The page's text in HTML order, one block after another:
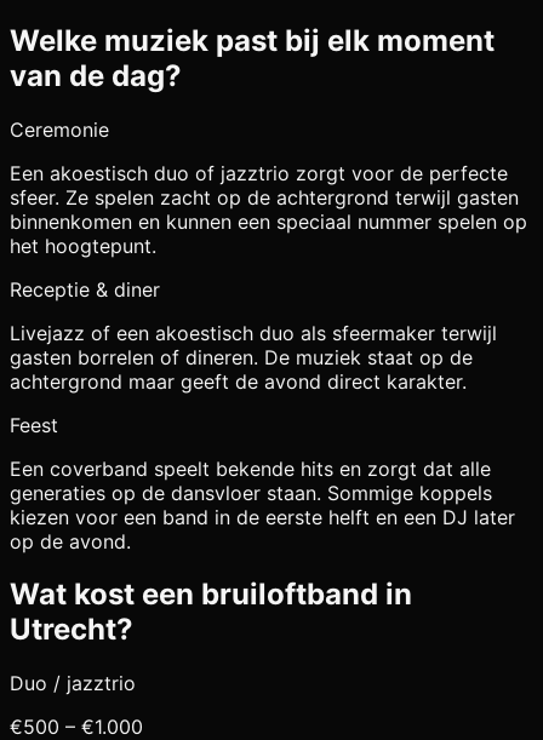
Welke muziek past bij elk moment
van de dag?
Ceremonie
Een akoestisch duo of jazztrio zorgt voor de perfecte
sfeer. Ze spelen zacht op de achtergrond terwijl gasten
binnenkomen en kunnen een speciaal nummer spelen op
het hoogtepunt.
Receptie & diner
Livejazz of een akoestisch duo als sfeermaker terwijl
gasten borrelen of dineren. De muziek staat op de
achtergrond maar geeft de avond direct karakter.
Feest
Een coverband speelt bekende hits en zorgt dat alle
generaties op de dansvloer staan. Sommige koppels
kiezen voor een band in de eerste helft en een DJ later
op de avond.
Wat kost een bruiloftband in
Utrecht?
Duo / jazztrio
€500 – €1.000